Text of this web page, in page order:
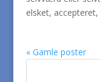
elsket,
« Gamle poster